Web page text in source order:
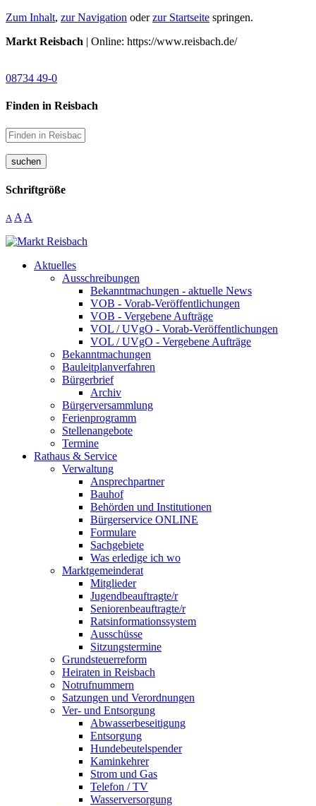
Zum Inhalt, zur Navigation oderzur Startseite springen.
Markt Reisbach | Online: https://www.reisbach.de/
08734 49-0
Finden in Reisbach
suchen
Schriftgröße
A A A
Aktuelles
Ausschreibungen
Bekanntmachungen - aktuelle News
VOB - Vorab-Veröffentlichungen
VOB - Vergebene Aufträge
VOL / UVgO - Vorab-Veröffentlichungen
VOL / UVgO - Vergebene Aufträge
Bekanntmachungen
Bauleitplanverfahren
Bürgerbrief
Archiv
Bürgerversammlung
Ferienprogramm
Stellenangebote
Termine
Rathaus & Service
Verwaltung
Ansprechpartner
Bauhof
Behörden und Institutionen
Bürgerservice ONLINE
Formulare
Sachgebiete
Was erledige ich wo
Marktgemeinderat
Mitglieder
Jugendbeauftragte/r
Seniorenbeauftragte/r
Ratsinformationssystem
Ausschüsse
Sitzungstermine
Grundsteuerreform
Heiraten in Reisbach
Notrufnummern
Satzungen und Verordnungen
Ver- und Entsorgung
Abwasserbeseitigung
Entsorgung
Hundebeutelspender
Kaminkehrer
Strom und Gas
Telefon / TV
Wasserversorgung